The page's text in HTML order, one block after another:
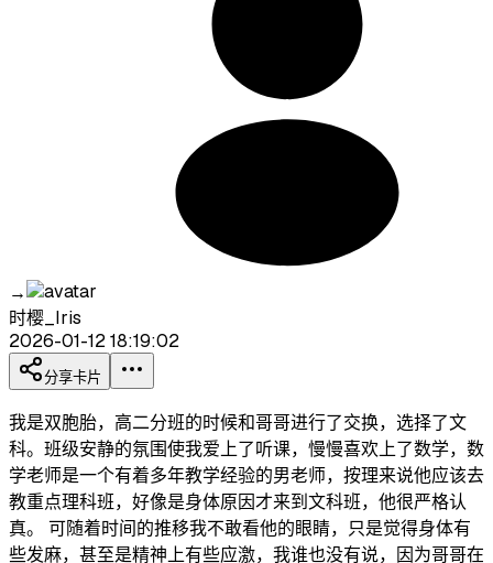
→
时樱_Iris
2026-01-12 18:19:02
分享卡片
我是双胞胎，高二分班的时候和哥哥进行了交换，选择了文
科。班级安静的氛围使我爱上了听课，慢慢喜欢上了数学，数
学老师是一个有着多年教学经验的男老师，按理来说他应该去
教重点理科班，好像是身体原因才来到文科班，他很严格认
真。 可随着时间的推移我不敢看他的眼睛，只是觉得身体有
些发麻，甚至是精神上有些应激，我谁也没有说，因为哥哥在